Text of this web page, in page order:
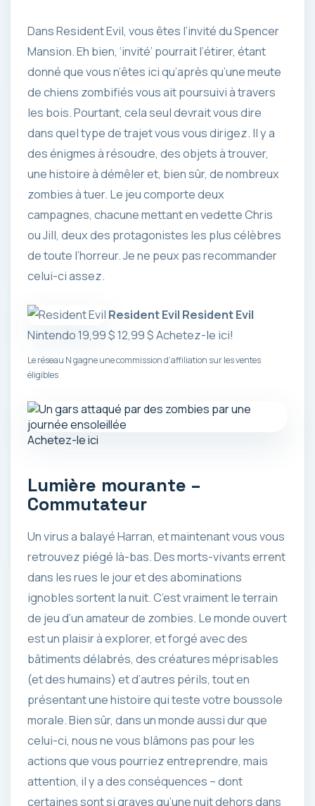
Dans Resident Evil, vous êtes l’invité du Spencer
Mansion. Eh bien, ‘invité’ pourrait l’étirer, étant
donné que vous n’êtes ici qu’après qu’une meute
de chiens zombifiés vous ait poursuivi à travers
les bois. Pourtant, cela seul devrait vous dire
dans quel type de trajet vous vous dirigez. Il y a
des énigmes à résoudre, des objets à trouver,
une histoire à démêler et, bien sûr, de nombreux
zombies à tuer. Le jeu comporte deux
campagnes, chacune mettant en vedette Chris
ou Jill, deux des protagonistes les plus célèbres
de toute l’horreur. Je ne peux pas recommander
celui-ci assez.
Resident Evil Resident Evil
Nintendo19,99 $12,99 $Achetez-le ici!
Le réseau N gagne une commission d’affiliation sur les ventes
éligibles
Achetez-le ici
Lumière mourante –
Commutateur
Un virus a balayé Harran, et maintenant vous vous
retrouvez piégé là-bas. Des morts-vivants errent
dans les rues le jour et des abominations
ignobles sortent la nuit. C’est vraiment le terrain
de jeu d’un amateur de zombies. Le monde ouvert
est un plaisir à explorer, et forgé avec des
bâtiments délabrés, des créatures méprisables
(et des humains) et d’autres périls, tout en
présentant une histoire qui teste votre boussole
morale. Bien sûr, dans un monde aussi dur que
celui-ci, nous ne vous blâmons pas pour les
actions que vous pourriez entreprendre, mais
attention, il y a des conséquences – dont
certaines sont si graves qu’une nuit dehors dans